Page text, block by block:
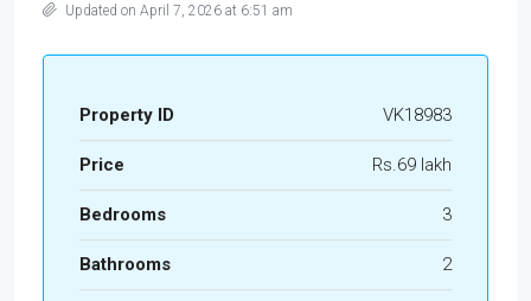
Updated on April 7, 2026 at 6:51 am
Property ID VK18983
Price Rs.69 lakh
Bedrooms 3
Bathrooms 2